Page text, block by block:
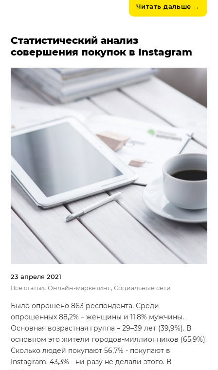
Читать дальше →
Статистический анализ
совершения покупок в Instagram
23 апреля 2021
Все статьи,Онлайн-маркетинг,Социальные сети
Было опрошено 863 респондента. Среди
опрошенных 88,2% – женщины и 11,8% мужчины.
Основная возрастная группа – 29–39 лет (39,9%). В
основном это жители городов-миллионников (65,9%).
Сколько людей покупают 56,7% - покупают в
Instagram. 43,3% - ни разу не делали этого. В